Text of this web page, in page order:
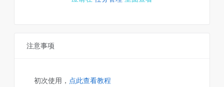
注意事项
初次使用， 点此查看教程